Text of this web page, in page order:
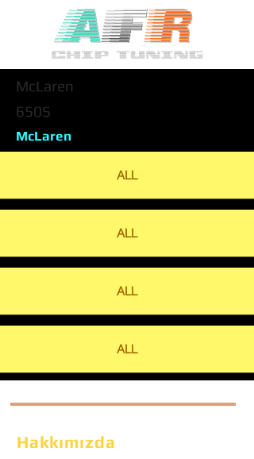
McLaren
650S
McLaren
ALL
ALL
ALL
ALL
Hakkımızda